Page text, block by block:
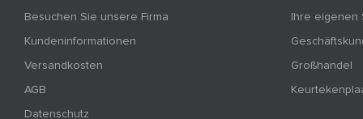
Besuchen Sie unsere Firma
Kundeninformationen
Versandkosten
AGB
Datenschutz
Ihre eigenen
Großhandel